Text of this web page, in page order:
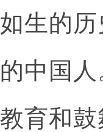
如生的
的中国
教育和